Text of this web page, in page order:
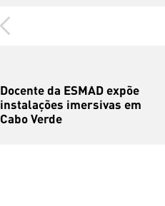
Docente da ESMAD expõe
instalações imersivas em
Cabo Verde